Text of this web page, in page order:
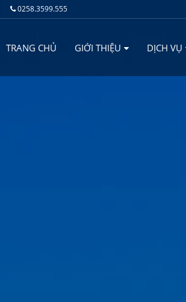
0258.3599.555
TRANG CHỦ GIỚI THIỆU DỊCH VỤ